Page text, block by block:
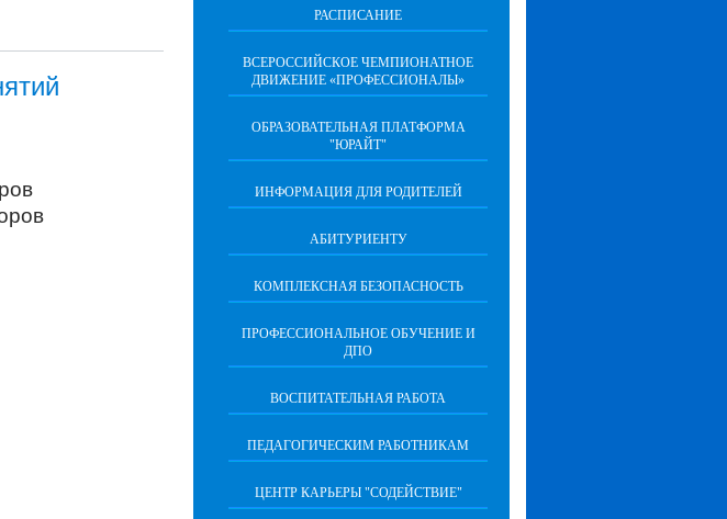
РАСПИСАНИЕ
ВСЕРОССИЙСКОЕ ЧЕМПИОНАТНОЕ
ДВИЖЕНИЕ «ПРОФЕССИОНАЛЫ»
ОБРАЗОВАТЕЛЬНАЯ ПЛАТФОРМА
"ЮРАЙТ"
ИНФОРМАЦИЯ ДЛЯ РОДИТЕЛЕЙ
АБИТУРИЕНТУ
КОМПЛЕКСНАЯ БЕЗОПАСНОСТЬ
ПРОФЕССИОНАЛЬНОЕ ОБУЧЕНИЕ И
ДПО
ВОСПИТАТЕЛЬНАЯ РАБОТА
ПЕДАГОГИЧЕСКИМ РАБОТНИКАМ
ЦЕНТР КАРЬЕРЫ "СОДЕЙСТВИЕ"